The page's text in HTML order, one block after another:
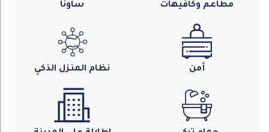
مطاعم وكافيهات ساونا
أمن نظام المنزل الذكي